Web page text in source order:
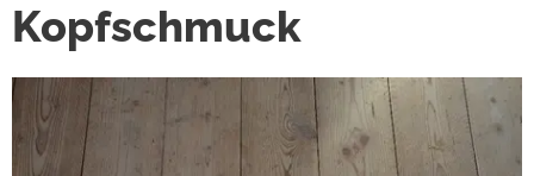
Kopfschmuck